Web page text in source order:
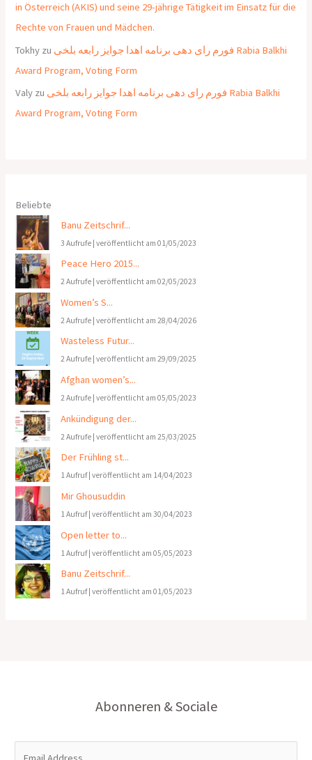
in Österreich (AKIS) und seine 29-jährige Tätigkeit im Einsatz für die
Rechte von Frauen und Mädchen.
Tokhy zu فورم رای دهی برنامه اهدا جوایز رابعه بلخی Rabia Balkhi
Award Program, Voting Form
Valy zu فورم رای دهی برنامه اهدا جوایز رابعه بلخی Rabia Balkhi
Award Program, Voting Form
Beliebte
Banu Zeitschrif...
3 Aufrufe |veröffentlicht am 01/05/2023
Peace Hero 2015...
2 Aufrufe |veröffentlicht am 02/05/2023
Women’s S...
2 Aufrufe |veröffentlicht am 28/04/2026
Wasteless Futur...
2 Aufrufe |veröffentlicht am 29/09/2025
Afghan women’s...
2 Aufrufe |veröffentlicht am 05/05/2023
Ankündigung der...
2 Aufrufe |veröffentlicht am 25/03/2025
Der Frühling st...
1 Aufruf|veröffentlicht am 14/04/2023
Mir Ghousuddin
1 Aufruf|veröffentlicht am 30/04/2023
Open letter to...
1 Aufruf|veröffentlicht am 05/05/2023
Banu Zeitschrif...
1 Aufruf|veröffentlicht am 01/05/2023
Abonneren & Sociale